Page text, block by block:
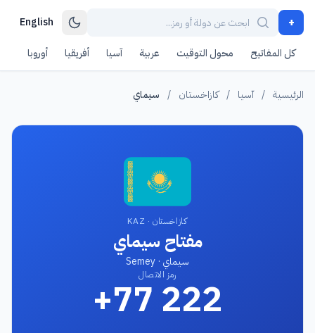
+
English
كل المفاتيح محول التوقيت عربية آسيا أفريقيا أوروبا
الرئيسية / آسيا / كازاخستان / سيماي
كازاخستان · KAZ
مفتاح سيماي
سيماي · Semey
رمز الاتصال
+77 222